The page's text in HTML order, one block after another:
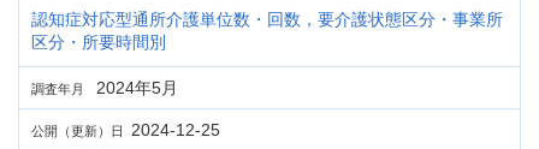
認知症対応型通所介護単位数・回数，要介護状態区分・事業所
区分・所要時間別
調査年月 2024年5月
公開（更新）日 2024-12-25